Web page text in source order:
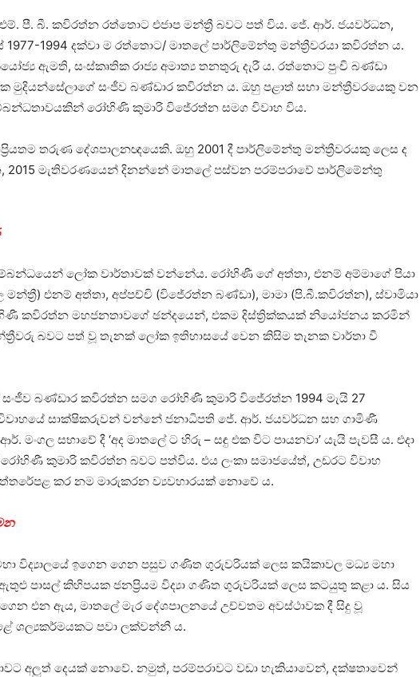
පී. බී. කවිරත්න රත්තොට එජාප මන්ත්‍රී බවට පත් විය. ජේ. ආර්. ජයවර්ධන,
1994 දක්වා ම රත්තොට/ මාතලේ පාර්ලිමේන්තු මන්ත්‍රීවරයා කවිරත්න ය.
ඇමති, සංස්කෘතික රාජ්‍ය අමාත්‍ය තනතුරු දැරී ය. රත්තොට පුංචි බණ්ඩා
මුදියන්සේලාගේ සංජීව බණ්ඩාර කවිරත්න ය. ඔහු පළාත් සභා මන්ත්‍රීවරයෙකු වන
රෝහිණි කුමාරි විජේරත්න සමග විවාහ විය.
තරුණ දේශපාලනඥයෙකි. ඔහු 2001 දී පාර්ලිමේන්තු මන්ත්‍රීවරයකු ලෙස ද
මැතිවරණයෙන් දිනන්නේ මාතලේ පස්වන පරම්පරාවේ පාර්ලිමේන්තු
ලෝක වාර්තාවක් වන්නේය. රෝහිණී ගේ අත්තා, එනම් අම්මාගේ පියා
එනම් අත්තා, අප්පච්චි (විජේරත්න බණ්ඩා), මාමා (පි.බී.කවිරත්න), ස්වාමියා
කවිරත්න මහජනතාවගේ ඡන්දයෙන්, එකම දිස්ත්‍රික්කයක් නියෝජනය කරමින්
බවට පත් වූ තැනක් ලෝක ඉතිහාසයේ වෙන කිසිම තැනක වාර්තා වී
බණ්ඩාර කවිරත්න සමග රෝහිණී කුමාරි විජේරත්න 1994 මැයි 27
සාක්ෂිකරුවන් වන්නේ ජනාධිපති ජේ. ආර්. ජයවර්ධන සහ ගාමිණී
මංගල සභාවේ දී ‘අද මාතලේ ට හිරු – සඳු එක විට පායනවා’ යැයි පැවසී ය. එදා
කුමාරි කවිරත්න බවට පත්විය. එය ලංකා සමාජයේත්, උඩරට විවාහ
කර නම මාරුකරන ව්‍යවහාරයක් නොවේ ය.
විද්‍යාලයේ ඉගෙන ගෙන පසුව ගණිත ගුරුවරියක් ලෙස කයිකාවල මධ්‍ය මහා
ඇතුළු පාසල් කිහිපයක ජනප්‍රියම විද්‍යා ගණිත ගුරුවරියක් ලෙස කටයුතු කළා ය. සිය
එන ඇය, මාතලේ මැර දේශපාලනයේ උච්චතම අවස්ථාවක දී සිදු වූ
ශල්‍යකර්මයකට පවා ලක්වන්නී ය.
අලුත් දෙයක් නොවේ. නමුත්, පරම්පරාවට වඩා හැකියාවෙන්, දක්ෂතාවෙන්